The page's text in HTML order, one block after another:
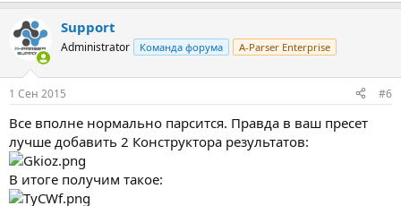
Support
Administrator Команда форума A-Parser Enterprise
1 Сен 2015 #6
Все вполне нормально парсится. Правда в ваш пресет
лучше добавить 2 Конструктора результатов:
В итоге получим такое: